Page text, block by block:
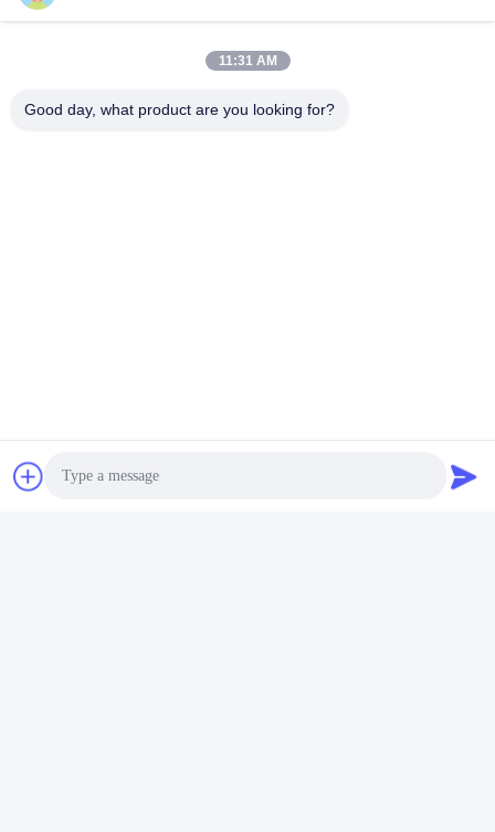
Schneller Kontakt
11:31 AM
Good day, what product are you looking for?